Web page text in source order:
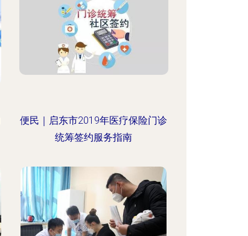
便民｜启东市2019年医疗保险门诊
统筹签约服务指南